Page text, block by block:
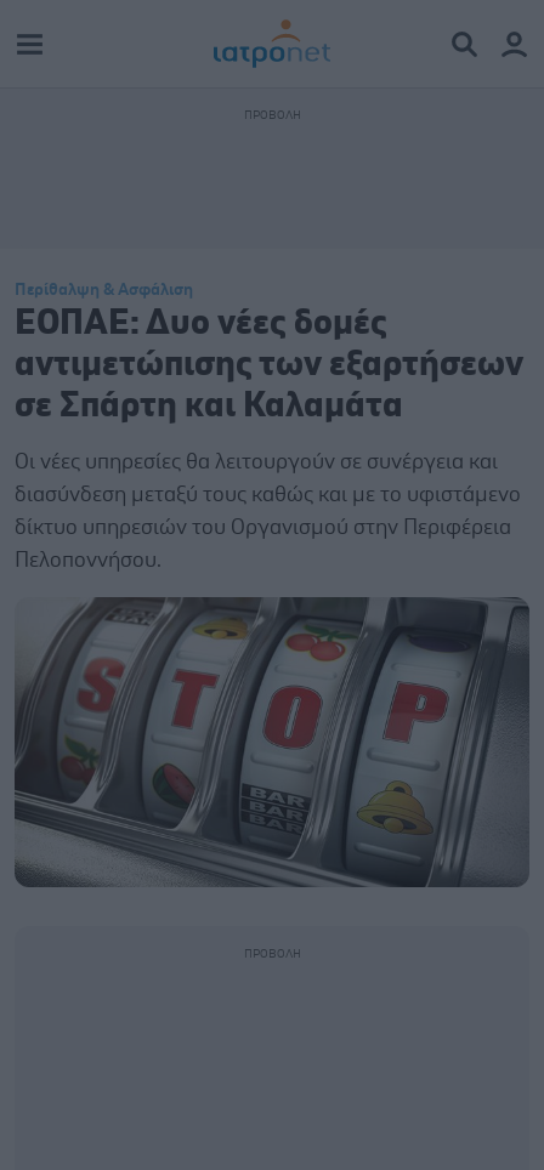
Περίθαλψη & Ασφάλιση
ΕΟΠΑΕ: Δυο νέες δομές
αντιμετώπισης των εξαρτήσεων
σε Σπάρτη και Καλαμάτα
Οι νέες υπηρεσίες θα λειτουργούν σε συνέργεια και
διασύνδεση μεταξύ τους καθώς και με το υφιστάμενο
δίκτυο υπηρεσιών του Οργανισμού στην Περιφέρεια
Πελοποννήσου.